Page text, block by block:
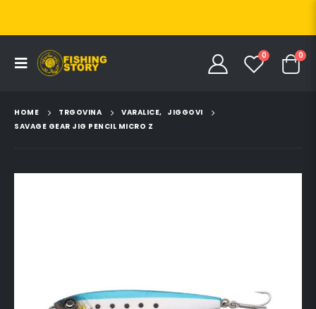
0 0
HOME TRGOVINA VARALICE, JIGGOVI
SAVAGE GEAR JIG PENCIL MICRO Z